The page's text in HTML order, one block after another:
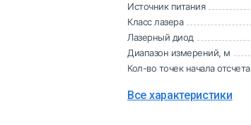
Источник питания
Класс лазера
Лазерный диод
Диапазон измерений, м
Кол-во точек начала отсчета
Все характеристики